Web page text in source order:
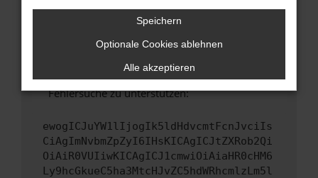
Wende dich an den Webseitenbetreiber.
Wenn du alle oben genannten Schritte versucht
hast, kontaktiere uns bitte. Wir werden
versuchen, das Problem zu beheben. Du kannst
uns diesen Text schicken, um uns bei der
Fehlersuche zu unterstützen:
ewogICJuYW1lIjogIk5ldHdvcmtFcnJvciIs
CiAgImNvbmZpZyI6IHsKICAgICJtZXRob2Qi
OiAiR0VUIiwKICAgICJ1cmwiOiAiaHR0cHM6
Ly9hcGkueC5ha3MtcHJvZC5hdWRhcmlzLm5l
Speichern
Optionale Cookies ablehnen
Alle akzeptieren